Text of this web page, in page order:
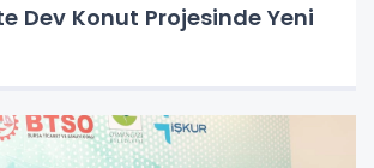
Dev Konut Projesinde Yeni